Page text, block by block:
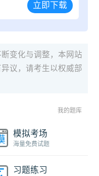
立即下载
变化与调整，本网站
议，请考生以权威部
我的题库
模拟考场
海量免费试题
习题练习